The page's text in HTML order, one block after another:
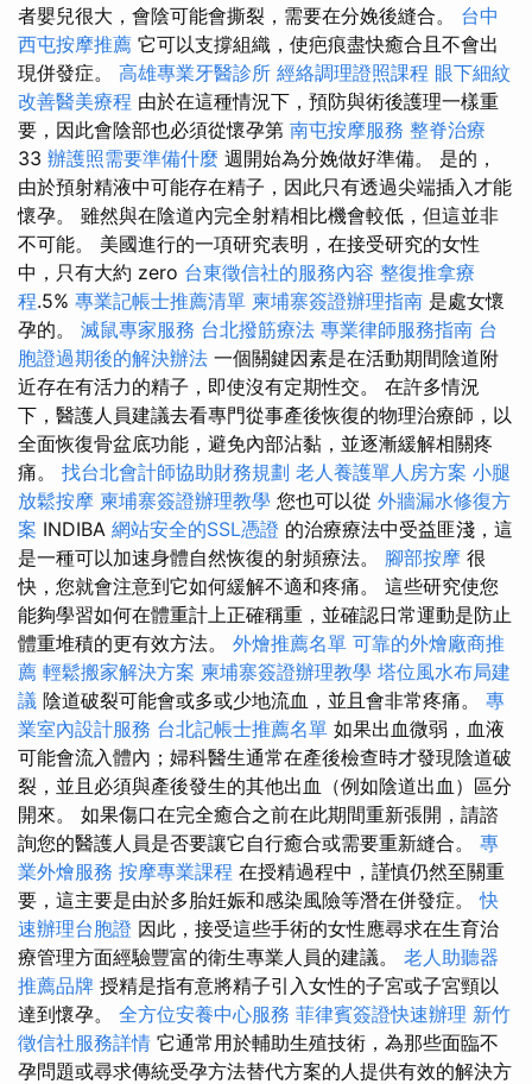
者嬰兒很大，會陰可能會撕裂，需要在分娩後縫合。 台中
西屯按摩推薦 它可以支撐組織，使疤痕盡快癒合且不會出
現併發症。 高雄專業牙醫診所 經絡調理證照課程 眼下細紋
改善醫美療程 由於在這種情況下，預防與術後護理一樣重
要，因此會陰部也必須從懷孕第 南屯按摩服務 整脊治療
33 辦護照需要準備什麼 週開始為分娩做好準備。 是的，
由於預射精液中可能存在精子，因此只有透過尖端插入才能
懷孕。 雖然與在陰道內完全射精相比機會較低，但這並非
不可能。 美國進行的一項研究表明，在接受研究的女性
中，只有大約 zero 台東徵信社的服務內容 整復推拿療
程.5% 專業記帳士推薦清單 柬埔寨簽證辦理指南 是處女懷
孕的。 滅鼠專家服務 台北撥筋療法 專業律師服務指南 台
胞證過期後的解決辦法 一個關鍵因素是在活動期間陰道附
近存在有活力的精子，即使沒有定期性交。 在許多情況
下，醫護人員建議去看專門從事產後恢復的物理治療師，以
全面恢復骨盆底功能，避免內部沾黏，並逐漸緩解相關疼
痛。 找台北會計師協助財務規劃 老人養護單人房方案 小腿
放鬆按摩 柬埔寨簽證辦理教學 您也可以從 外牆漏水修復方
案 INDIBA 網站安全的SSL憑證 的治療療法中受益匪淺，這
是一種可以加速身體自然恢復的射頻療法。 腳部按摩 很
快，您就會注意到它如何緩解不適和疼痛。 這些研究使您
能夠學習如何在體重計上正確稱重，並確認日常運動是防止
體重堆積的更有效方法。 外燴推薦名單 可靠的外燴廠商推
薦 輕鬆搬家解決方案 柬埔寨簽證辦理教學 塔位風水布局建
議 陰道破裂可能會或多或少地流血，並且會非常疼痛。 專
業室內設計服務 台北記帳士推薦名單 如果出血微弱，血液
可能會流入體內；婦科醫生通常在產後檢查時才發現陰道破
裂，並且必須與產後發生的其他出血（例如陰道出血）區分
開來。 如果傷口在完全癒合之前在此期間重新張開，請諮
詢您的醫護人員是否要讓它自行癒合或需要重新縫合。 專
業外燴服務 按摩專業課程 在授精過程中，謹慎仍然至關重
要，這主要是由於多胎妊娠和感染風險等潛在併發症。快
速辦理台胞證 因此，接受這些手術的女性應尋求在生育治
療管理方面經驗豐富的衛生專業人員的建議。 老人助聽器
推薦品牌 授精是指有意將精子引入女性的子宮或子宮頸以
達到懷孕。 全方位安養中心服務 菲律賓簽證快速辦理 新竹
徵信社服務詳情 它通常用於輔助生殖技術，為那些面臨不
孕問題或尋求傳統受孕方法替代方案的人提供有效的解決方